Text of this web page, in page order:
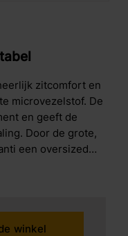
zitcomfort en
microvezelstof. De
en geeft de
Door de grote,
een oversized
winkel